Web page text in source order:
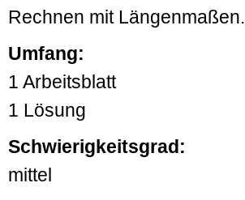
Rechnen mit Längenmaßen.
Umfang:
1 Arbeitsblatt
1 Lösung
Schwierigkeitsgrad:
mittel